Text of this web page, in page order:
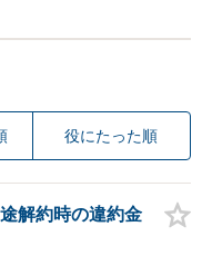
役にたった順
解約時の違約金